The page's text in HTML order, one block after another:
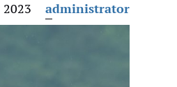
2023 administrator